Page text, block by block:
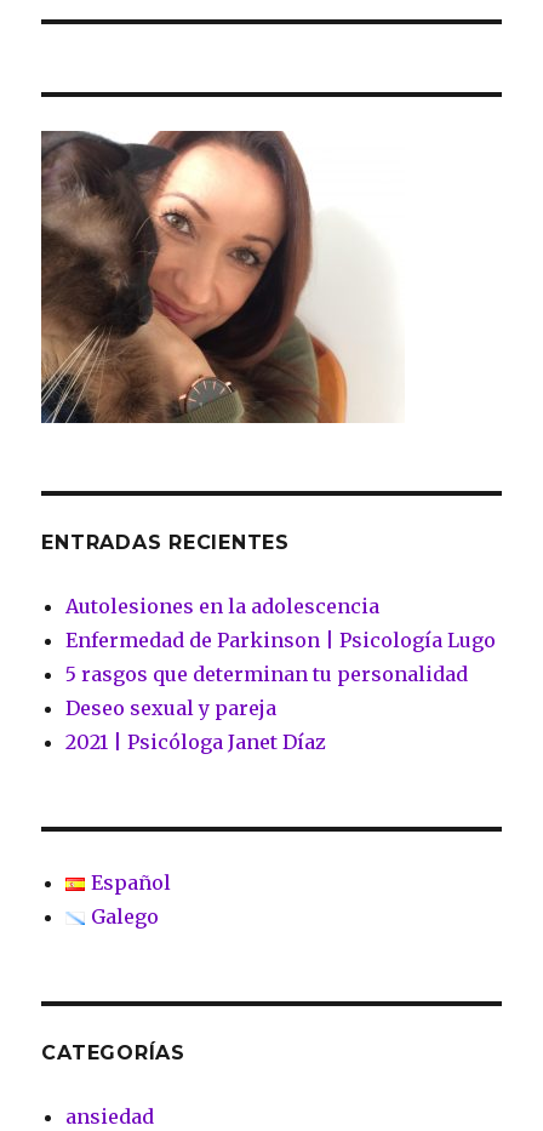
ENTRADAS RECIENTES
Autolesiones en la adolescencia
Enfermedad de Parkinson | Psicología Lugo
5 rasgos que determinan tu personalidad
Deseo sexual y pareja
2021 | Psicóloga Janet Díaz
Español
Galego
CATEGORÍAS
ansiedad